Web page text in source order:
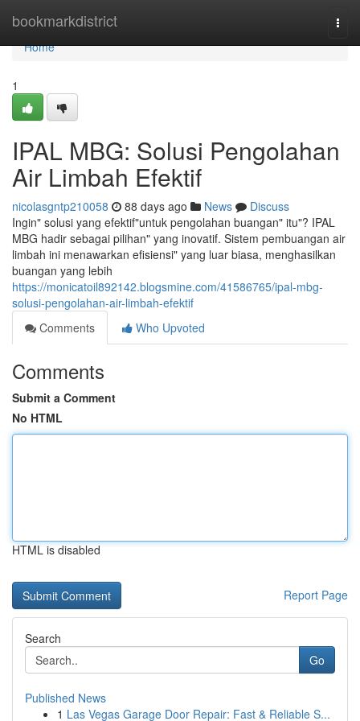
bookmarkdistrict
Home
Home
1
IPAL MBG: Solusi Pengolahan
Air Limbah Efektif
nicolasgntp210058 88 days ago News
Discuss
Ingin" solusi yang efektif"untuk pengolahan buangan" itu"? IPAL
MBG hadir sebagai pilihan" yang inovatif. Sistem pembuangan air
limbah ini menawarkan efisiensi" yang luar biasa, menghasilkan
buangan yang lebih
https://monicatoil892142.blogsmine.com/41586765/ipal-mbg-
solusi-pengolahan-air-limbah-efektif
Comments
Who Upvoted
Comments
Submit a Comment
No HTML
HTML is disabled
Report Page
Search
Go
Published News
1 Las Vegas Garage Door Repair: Fast & Reliable S...